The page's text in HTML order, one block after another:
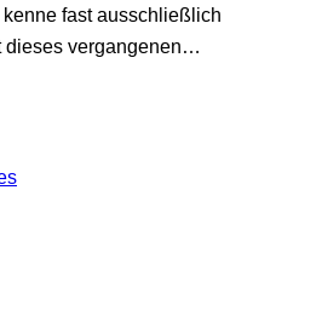
fast ausschließlich
dieses vergangenen…